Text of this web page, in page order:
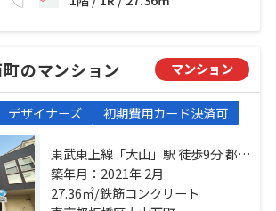
のマンション マンション
デザイナーズ 初期費用カード決済可
東武東上線「大山」駅 徒歩9分 都営
三田線「板橋区役所前」駅 徒歩19
分 有楽町線「千川」駅 徒歩18分
築年月：2021年 2月
27.36㎡/鉄筋コンクリート